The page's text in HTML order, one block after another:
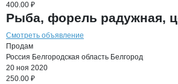
400.00 ₽
Рыба, форель радужная,
Смотреть объявление
Продам
Россия Белгородская область Белгород
20 ноя 2020
250.00 ₽